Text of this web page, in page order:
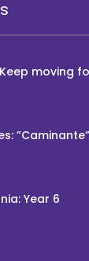
moving
Year 6